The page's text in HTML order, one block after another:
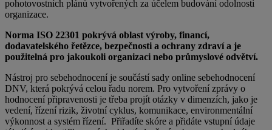
pohotovostních plánů vytvořených za účelem budování odolnosti
organizace.
Norma ISO 22301 pokrývá oblast výroby, financí,
dodavatelského řetězce, bezpečnosti a ochrany zdraví a je
použitelná pro jakoukoli organizaci nebo průmyslové odvětví.
Nástroj pro sebehodnocení je součástí sady online sebehodnocení
DNV, která pokrývá celou řadu norem. Pro vytvoření zprávy o
hodnocení připravenosti je třeba projít otázky v dimenzích, jako je
vedení, řízení rizik, životní cyklus, komunikace, environmentální
výkonnost a systém řízení. Přiřadíte skóre a přidáte vstupní údaje